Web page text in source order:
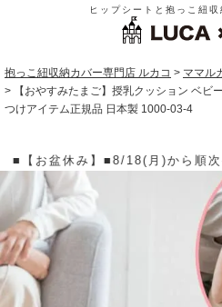
ヒップシートと抱っこ紐
抱っこ紐収納カバー専門店 ルカコ
ママル
【おやすみたまご】授乳クッション ベビ
つけアイテム正規品 日本製 1000-03-4
約商品除く)▶【送料】ゆう